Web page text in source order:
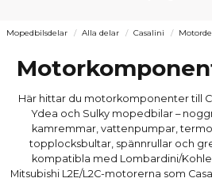
Mopedbilsdelar Alla delar Casalini
Här hittar du motorkomponenter till
Ydea och Sulky mopedbilar –
kamremmar, vattenpumpar,
topplocksbultar, spännrullar och
kompatibla med Lombardini/
Mitsubishi L2E/L2C-motorerna som